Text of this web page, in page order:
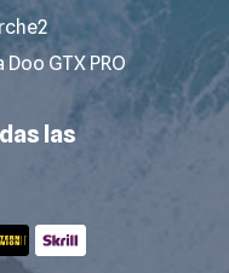
Doo GTX PRO
las